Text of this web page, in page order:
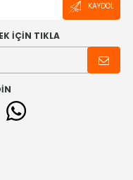
KAYDOL
İÇİN TIKLA